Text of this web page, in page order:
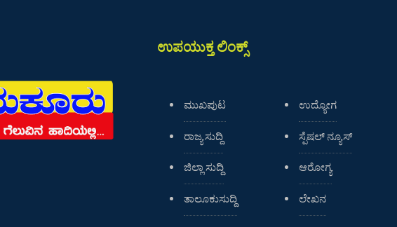
ಉಪಯುಕ್ತ ಲಿಂಕ್ಸ್
ಮುಖಪುಟ
ರಾಜ್ಯ ಸುದ್ದಿ
ಜಿಲ್ಲಾ ಸುದ್ದಿ
ತಾಲೂಕುಸುದ್ದಿ
ಉದ್ಯೋಗ
ಸ್ಪೆಷಲ್ ನ್ಯೂಸ್
ಆರೋಗ್ಯ
ಲೇಖನ